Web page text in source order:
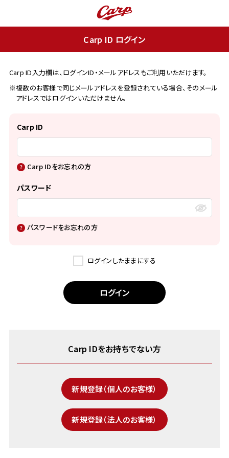
Carp ID ログイン
Carp ID入力欄は、ログインID・メールアドレスもご利用いただけます。
※複数のお客様で同じメールアドレスを登録されている場合、そのメール
アドレスではログインいただけません。
Carp ID
Carp IDをお忘れの方
パスワード
パスワードをお忘れの方
ログインしたままにする
Carp IDをお持ちでない方
新規登録（個人のお客様）
新規登録（法人のお客様）